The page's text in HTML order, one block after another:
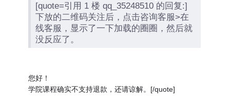
[quote=引用 1 楼 qq_35248510 的回复:]
下放的二维码关注后，点击咨询客服>在
线客服，显示了一下加载的圈圈，然后就
没反应了。
您好！
学院课程确实不支持退款，还请谅解。[/quote]